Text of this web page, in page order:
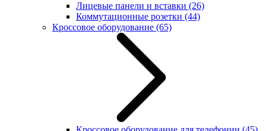
Лицевые панели и вставки (26)
Коммутационные розетки (44)
Кроссовое оборудование (65)